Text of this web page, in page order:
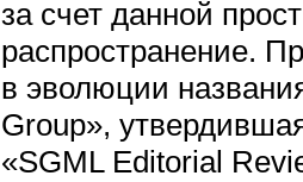
за счет данной
распространение.
в эволюции
Group»,
«SGML Editorial